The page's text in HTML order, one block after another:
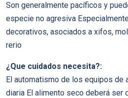
Son generalmente pacíficos y
especie no agresiva
decorativos, asociados a xifos,
rerio
¿Que cuidados necesita?:
El automatismo de los equipos de
diaria El alimento seco deberá ser